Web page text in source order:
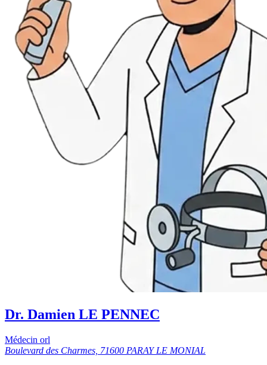
Dr. Damien LE PENNEC
Médecin orl
Boulevard des Charmes, 71600 PARAY LE MONIAL